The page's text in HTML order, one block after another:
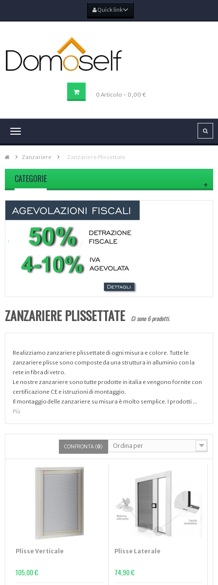
Quick link
0 Articolo - 0,00 €
Navigazione
Zanzariere > Zanzariere Plissettate
CATEGORIE
ZANZARIERE PLISSETTATE Ci sono 6 prodotti.
Realizziamo zanzariere plissettate di ogni misura e colore. Tutte le
zanzariere plisse sono composte da una struttura in alluminio con la
rete in fibra di vetro.
Le nostre zanzariere sono tutte prodotte in italia e vengono fornite con
certificazione CE e istruzioni di montaggio.
Il montaggio delle zanzariere su misura è molto semplice. I prodotti ...
Più
Ordina per
CONFRONTA (0)
Plisse Verticale
105,00 €
Plisse Laterale
74,90 €